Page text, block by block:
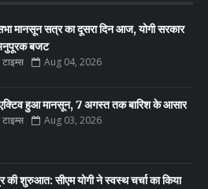
मानसून सत्र का दूसरा दिन आज, योगी सरकार
बजट
Aug 04, 2026
एक्टिव हुआ मानसून, 7 अगस्त तक बारिश के आसार
Aug 03, 2026
की शुरुआत: सीएम योगी ने स्वस्थ चर्चा का किया